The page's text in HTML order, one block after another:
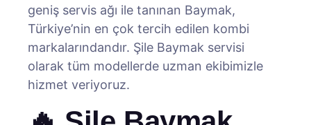
geniş servis ağı ile tanınan Baymak,
Türkiye’nin en çok tercih edilen kombi
markalarındandır. Şile Baymak servisi
olarak tüm modellerde uzman ekibimizle
hizmet veriyoruz.